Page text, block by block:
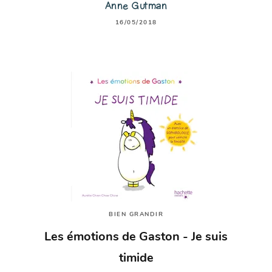
Anne Gutman
16/05/2018
BIEN GRANDIR
Les émotions de Gaston - Je suis
timide